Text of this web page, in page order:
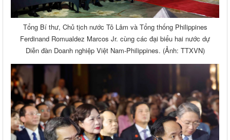
Tổng Bí thư, Chủ tịch nước Tô Lâm và Tổng thống Philippines
Ferdinand Romualdez Marcos Jr. cùng các đại biểu hai nước dự
Diễn đàn Doanh nghiệp Việt Nam-Philippines . (Ảnh: TTXVN)